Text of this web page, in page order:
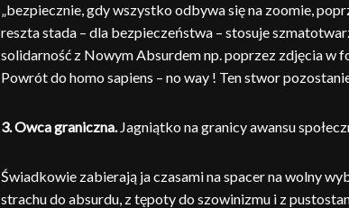
„bezpiecznie, gdy wszystko odbywa się na zoomie,
reszta stada – dla bezpieczeństwa – stosuje
solidarność z Nowym Absurdem np. poprzez zdjęcia w
Powrót do homo sapiens – no way ! Ten stwor
3.Owca graniczna.Jagniątko na granicy awansu
Świadkowie zabierają ja czasami na spacer na wolny
strachu do absurdu, z tępoty do szowinizmu i z